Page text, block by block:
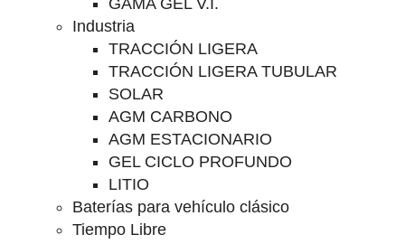
GAMA GEL V.I.
Industria
TRACCIÓN LIGERA
TRACCIÓN LIGERA TUBULAR
SOLAR
AGM CARBONO
AGM ESTACIONARIO
GEL CICLO PROFUNDO
LITIO
Baterías para vehículo clásico
Tiempo Libre